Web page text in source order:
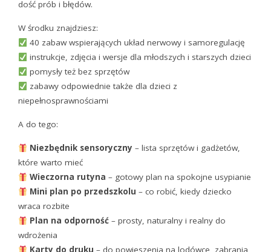
dość prób i błędów.
W środku znajdziesz:
40 zabaw wspierających układ nerwowy i samoregulację
instrukcje, zdjęcia i wersje dla młodszych i starszych dzieci
pomysły też bez sprzętów
zabawy odpowiednie także dla dzieci z
niepełnosprawnościami
A do tego:
Niezbędnik sensoryczny – lista sprzętów i gadżetów,
które warto mieć
Wieczorna rutyna – gotowy plan na spokojne usypianie
Mini plan po przedszkolu – co robić, kiedy dziecko
wraca rozbite
Plan na odporność – prosty, naturalny i realny do
wdrożenia